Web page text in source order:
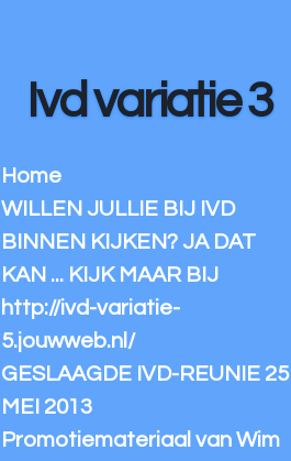
Ivd variatie 3
Home
WILLEN JULLIE BIJ IVD
BINNEN KIJKEN? JA DAT
KAN ... KIJK MAAR BIJ
http://ivd-variatie-
5.jouwweb.nl/
GESLAAGDE IVD-REUNIE 25
MEI 2013
Promotiemateriaal van Wim